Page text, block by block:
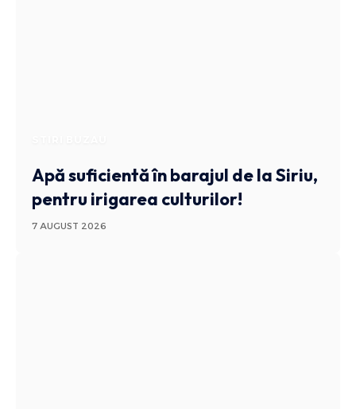
Apă suficientă în barajul de la Siriu,
pentru irigarea culturilor!
7 AUGUST 2026